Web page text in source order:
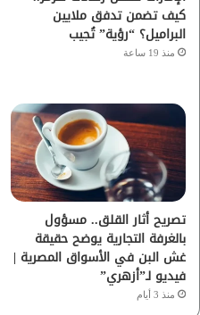
كيف تضمن تدفق ملايين
البراميل؟ “رؤية” تُجيب
منذ 19 ساعة
تصريح أثار القلق.. مسؤول
بالغرفة التجارية يوضح حقيقة
غش البن في الأسواق المصرية |
فيديو لـ”أزهري”
منذ 3 أيام